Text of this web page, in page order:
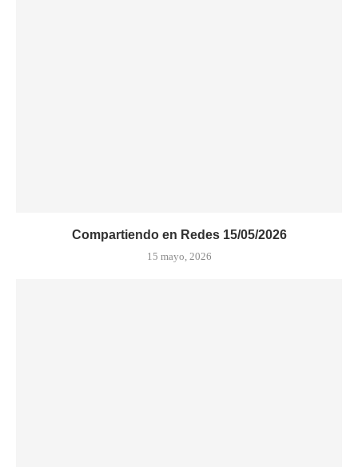
Compartiendo en Redes 15/05/2026
15 mayo, 2026